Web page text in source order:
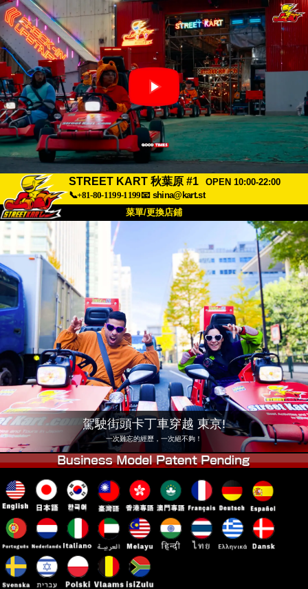
STREET KART 秋葉原 #1
OPEN 10:00-22:00
📞+81-80-1199-1199📧 shina@kart.st
菜單/更換店鋪
關於 價格
交通方式 顧客聲音 常見問題
公司 預訂
更換店鋪
東京品川 #1 東京秋葉原#1
東京秋葉原#2 東京澀谷
東京澀谷附屬 東京灣
東京淺草 大阪
沖繩
駕駛街頭卡丁車穿越 東京!
一次難忘的經歷，一次絕不夠！